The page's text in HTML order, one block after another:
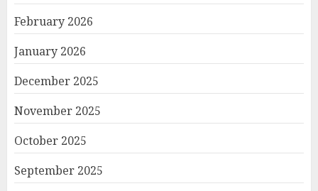
February 2026
January 2026
December 2025
November 2025
October 2025
September 2025